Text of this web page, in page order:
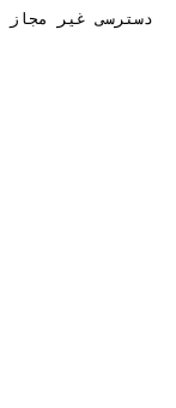
دسترسی غیر مجاز